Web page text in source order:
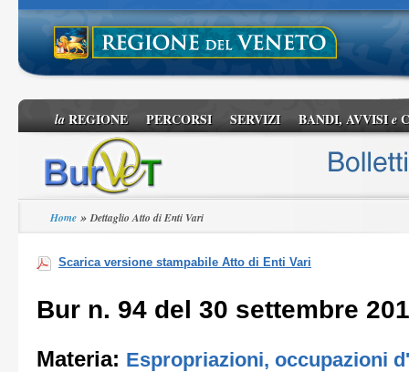
laREGIONE PERCORSI SERVIZI BANDI, AVVISIe
Home »Dettaglio Atto di Enti Vari
Scarica versione stampabile Atto di Enti Vari
Bur n. 94 del 30 settembre
Materia: Espropriazioni, occupazioni